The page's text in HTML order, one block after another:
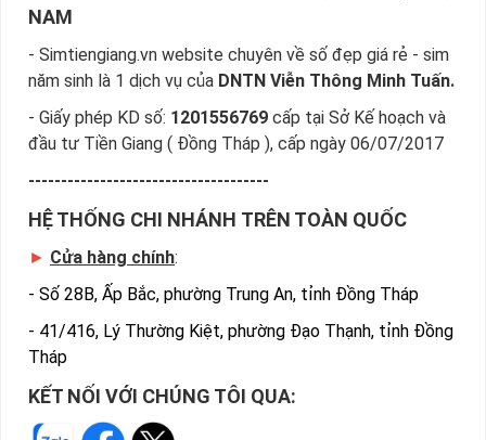
NAM
- Simtiengiang.vn website chuyên về số đẹp giá rẻ - sim
năm sinh là 1 dịch vụ của DNTN Viễn Thông Minh Tuấn.
- Giấy phép KD số: 1201556769 cấp tại Sở Kế hoạch và
đầu tư Tiền Giang ( Đồng Tháp ), cấp ngày 06/07/2017
-------------------------------------
HỆ THỐNG CHI NHÁNH TRÊN TOÀN QUỐC
► Cửa hàng chính:
- Số 28B, Ấp Bắc, phường Trung An, tỉnh Đồng Tháp
- 41/416, Lý Thường Kiệt, phường Đạo Thạnh, tỉnh Đồng
Tháp
KẾT NỐI VỚI CHÚNG TÔI QUA: